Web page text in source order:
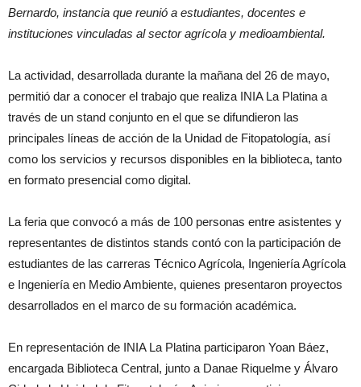
Bernardo, instancia que reunió a estudiantes, docentes e
instituciones vinculadas al sector agrícola y medioambiental.
La actividad, desarrollada durante la mañana del 26 de mayo,
permitió dar a conocer el trabajo que realiza INIA La Platina a
través de un stand conjunto en el que se difundieron las
principales líneas de acción de la Unidad de Fitopatología, así
como los servicios y recursos disponibles en la biblioteca, tanto
en formato presencial como digital.
La feria que convocó a más de 100 personas entre asistentes y
representantes de distintos stands contó con la participación de
estudiantes de las carreras Técnico Agrícola, Ingeniería Agrícola
e Ingeniería en Medio Ambiente, quienes presentaron proyectos
desarrollados en el marco de su formación académica.
En representación de INIA La Platina participaron Yoan Báez,
encargada Biblioteca Central, junto a Danae Riquelme y Álvaro